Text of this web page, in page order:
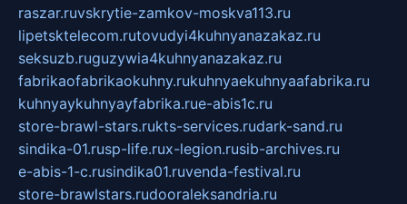
raszar.ruvskrytie-zamkov-moskva113.ru
lipetsktelecom.rutovudyi4kuhnyanazakaz.ru
seksuzb.ruguzywia4kuhnyanazakaz.ru
fabrikaofabrikaokuhny.rukuhnyaekuhnyaafabrika.ru
kuhnyaykuhnyayfabrika.rue-abis1c.ru
store-brawl-stars.rukts-services.rudark-sand.ru
sindika-01.rusp-life.rux-legion.rusib-archives.ru
e-abis-1-c.rusindika01.ruvenda-festival.ru
store-brawlstars.rudooraleksandria.ru